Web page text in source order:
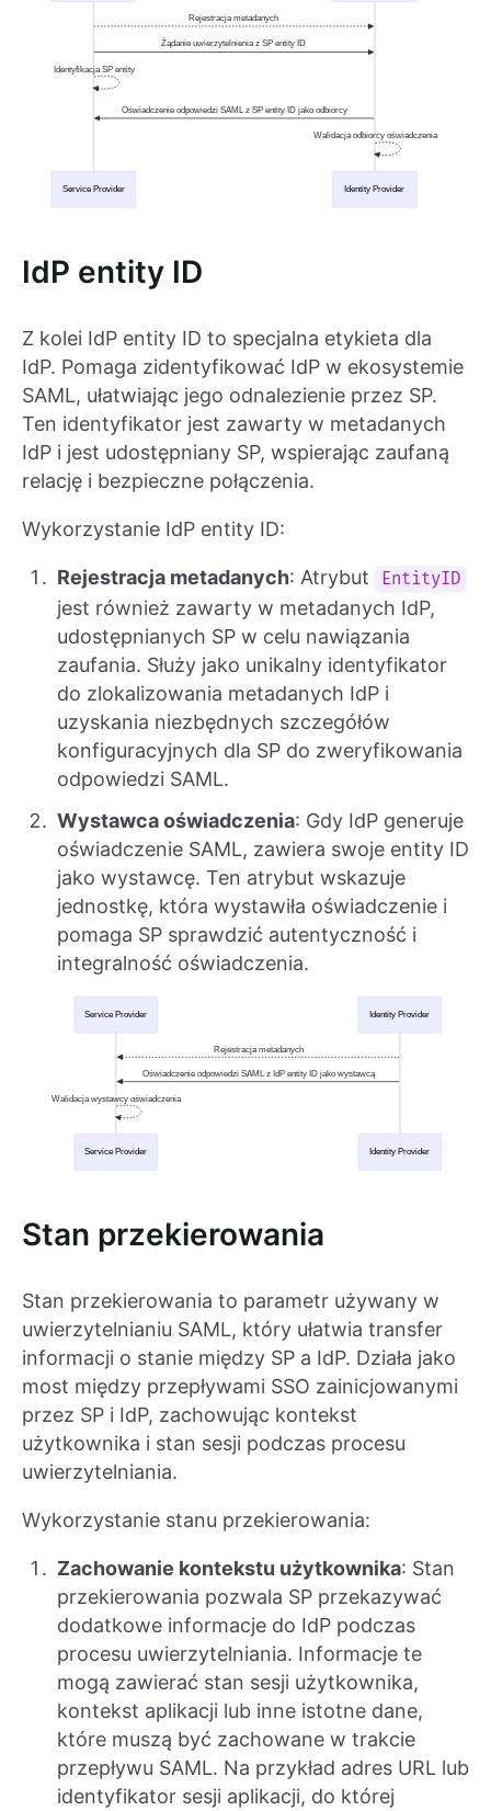
IdP entity ID
Z kolei IdP entity ID to specjalna etykieta dla
IdP. Pomaga zidentyfikować IdP w ekosystemie
SAML, ułatwiając jego odnalezienie przez SP.
Ten identyfikator jest zawarty w metadanych
IdP i jest udostępniany SP, wspierając zaufaną
relację i bezpieczne połączenia.
Wykorzystanie IdP entity ID:
Rejestracja metadanych: Atrybut EntityID
jest również zawarty w metadanych IdP,
udostępnianych SP w celu nawiązania
zaufania. Służy jako unikalny identyfikator
do zlokalizowania metadanych IdP i
uzyskania niezbędnych szczegółów
konfiguracyjnych dla SP do zweryfikowania
odpowiedzi SAML.
Wystawca oświadczenia: Gdy IdP generuje
oświadczenie SAML, zawiera swoje entity ID
jako wystawcę. Ten atrybut wskazuje
jednostkę, która wystawiła oświadczenie i
pomaga SP sprawdzić autentyczność i
integralność oświadczenia.
Stan przekierowania
Stan przekierowania to parametr używany w
uwierzytelnianiu SAML, który ułatwia transfer
informacji o stanie między SP a IdP. Działa jako
most między przepływami SSO zainicjowanymi
przez SP i IdP, zachowując kontekst
użytkownika i stan sesji podczas procesu
uwierzytelniania.
Wykorzystanie stanu przekierowania:
Zachowanie kontekstu użytkownika: Stan
przekierowania pozwala SP przekazywać
dodatkowe informacje do IdP podczas
procesu uwierzytelniania. Informacje te
mogą zawierać stan sesji użytkownika,
kontekst aplikacji lub inne istotne dane,
które muszą być zachowane w trakcie
przepływu SAML. Na przykład adres URL lub
identyfikator sesji aplikacji, do której